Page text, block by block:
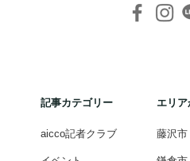
記事カテゴリー
aicco記者クラブ
エリ
藤沢市